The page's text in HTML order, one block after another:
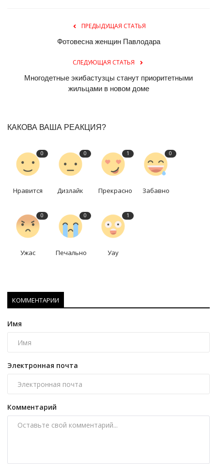
ПРЕДЫДУЩАЯ СТАТЬЯ
Фотовесна женщин Павлодара
СЛЕДУЮЩАЯ СТАТЬЯ
Многодетные экибастузцы станут приоритетными
жильцами в новом доме
КАКОВА ВАША РЕАКЦИЯ?
0
Нравится
0
Дизлайк
1
Прекрасно
0
Забавно
0
Ужас
0
Печально
1
Уау
КОММЕНТАРИИ
Имя
Электронная почта
Комментарий